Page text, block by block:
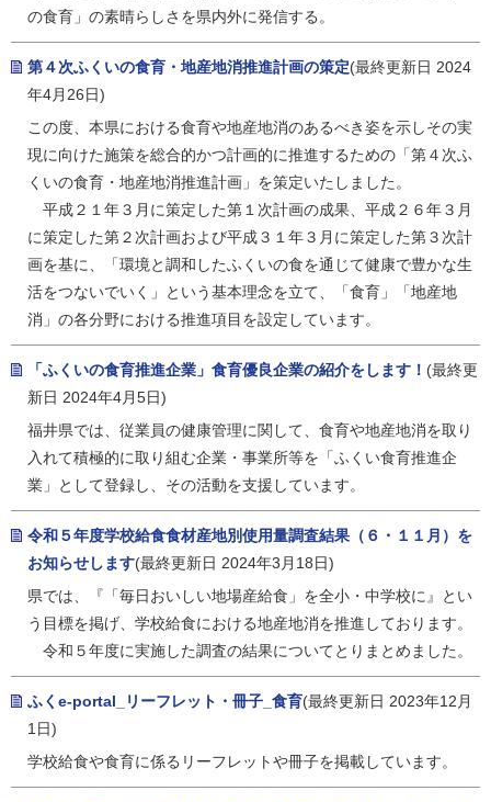
の食育」の素晴らしさを県内外に発信する。
第４次ふくいの食育・地産地消推進計画の策定(最終更新日 2024
年4月26日)
この度、本県における食育や地産地消のあるべき姿を示しその実
現に向けた施策を総合的かつ計画的に推進するための「第４次ふ
くいの食育・地産地消推進計画」を策定いたしました。
平成２１年３月に策定した第１次計画の成果、平成２６年３月
に策定した第２次計画および平成３１年３月に策定した第３次計
画を基に、「環境と調和したふくいの食を通じて健康で豊かな生
活をつないでいく」という基本理念を立て、「食育」「地産地
消」の各分野における推進項目を設定しています。
「ふくいの食育推進企業」食育優良企業の紹介をします！ (最終更
新日 2024年4月5日)
福井県では、従業員の健康管理に関して、食育や地産地消を取り
入れて積極的に取り組む企業・事業所等を「ふくい食育推進企
業」として登録し、その活動を支援しています。
令和５年度学校給食食材産地別使用量調査結果（６・１１月）を
お知らせします(最終更新日 2024年3月18日)
県では、『「毎日おいしい地場産給食」を全小・中学校に』とい
う目標を掲げ、学校給食における地産地消を推進しております。
令和５年度に実施した調査の結果についてとりまとめました。
ふくe-portal_リーフレット・冊子_食育(最終更新日 2023年12月
1日)
学校給食や食育に係るリーフレットや冊子を掲載しています。